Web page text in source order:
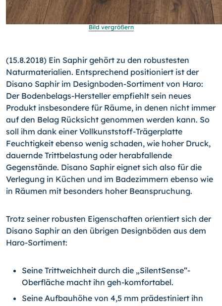
Bild vergrößern
(15.8.2018) Ein Saphir gehört zu den robustesten
Naturmaterialien. Entsprechend positioniert ist der
Disano Saphir im Designboden-Sortiment von Haro:
Der Bodenbelags-Hersteller empfiehlt sein neues
Produkt insbesondere für Räume, in denen nicht immer
auf den Belag Rücksicht genommen werden kann. So
soll ihm dank einer Vollkunststoff-Trägerplatte
Feuchtigkeit ebenso wenig schaden, wie hoher Druck,
dauernde Trittbelastung oder herabfallende
Gegenstände. Disano Saphir eignet sich also für die
Verlegung in Küchen und im Badezimmern ebenso wie
in Räumen mit besonders hoher Beanspruchung.
Trotz seiner robusten Eigenschaften orientiert sich der
Disano Saphir an den übrigen Designböden aus dem
Haro-Sortiment:
Seine Trittweichheit durch die „Silent­Sense“-
Oberfläche macht ihn geh-komfortabel.
Seine Aufbauhöhe von 4,5 mm prädestiniert ihn